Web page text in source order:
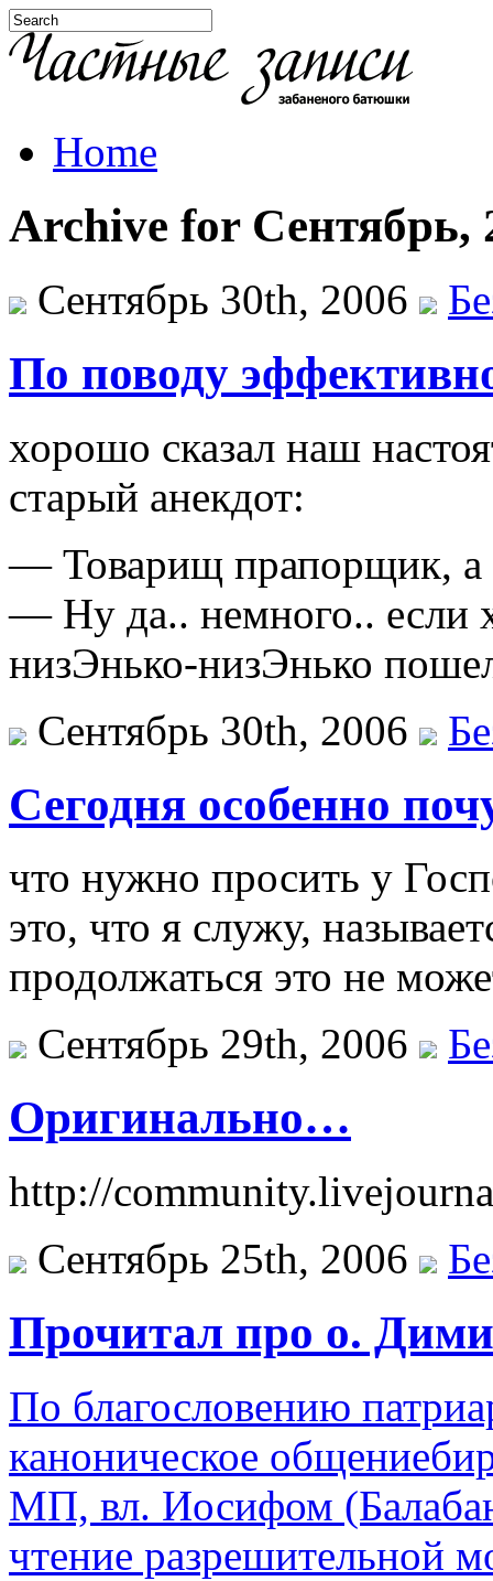
Home
Archive for Сентябрь,
Сентябрь 30th, 2006
По поводу
хорошо сказал наш
старый анекдот:
— Товарищ прапорщик, а
— Ну да.. немного.. если
низЭнько-низЭнько
Сентябрь 30th, 2006
Сегодня особенно
что нужно просить у
это, что я служу,
продолжаться это не
Сентябрь 29th, 2006
Оригинально…
http://
Сентябрь 25th, 2006
Прочитал про о.
По благословению
каноническое
МП, вл. Иосифом
чтение разрешительной